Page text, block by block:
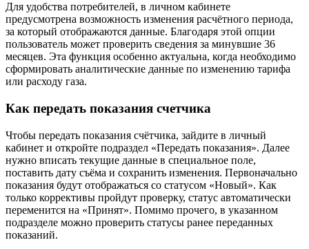
Для удобства потребителей, в личном кабинете
предусмотрена возможность изменения расчётного периода,
за который отображаются данные. Благодаря этой опции
пользователь может проверить сведения за минувшие 36
месяцев. Эта функция особенно актуальна, когда необходимо
сформировать аналитические данные по изменению тарифа
или расходу газа.
Как передать показания счетчика
Чтобы передать показания счётчика, зайдите в личный
кабинет и откройте подраздел «Передать показания». Далее
нужно вписать текущие данные в специальное поле,
поставить дату съёма и сохранить изменения. Первоначально
показания будут отображаться со статусом «Новый». Как
только коррективы пройдут проверку, статус автоматически
переменится на «Принят». Помимо прочего, в указанном
подразделе можно проверить статусы ранее переданных
показаний.